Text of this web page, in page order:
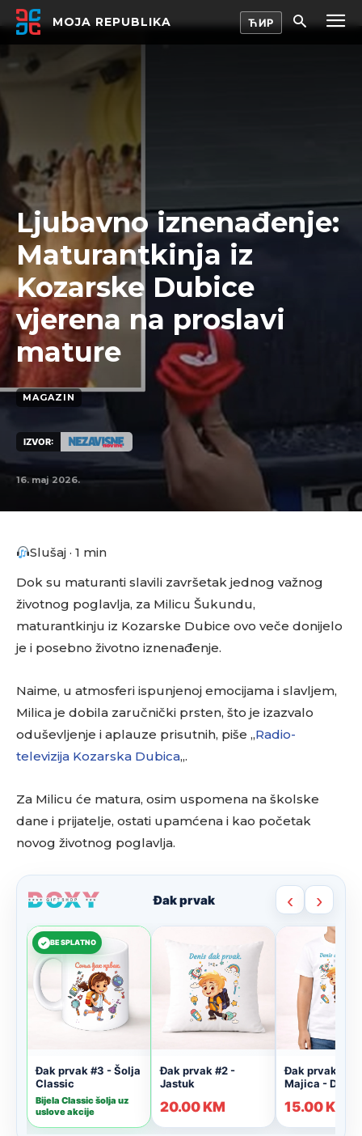
MOJA REPUBLIKA
Ljubavno iznenađenje:
Maturantkinja iz
Kozarske Dubice
vjerena na proslavi
mature
MAGAZIN
IZVOR:
16. maj 2026.
Slušaj · 1 min
Dok su maturanti slavili završetak jednog važnog
životnog poglavlja, za Milicu Šukundu,
maturantkinju iz Kozarske Dubice ovo veče donijelo
je i posebno životno iznenađenje.
Naime, u atmosferi ispunjenoj emocijama i slavljem,
Milica je dobila zaručnički prsten, što je izazvalo
oduševljenje i aplauze prisutnih, piše „Radio-
televizija Kozarska Dubica„.
Za Milicu će matura, osim uspomena na školske
dane i prijatelje, ostati upamćena i kao početak
novog životnog poglavlja.